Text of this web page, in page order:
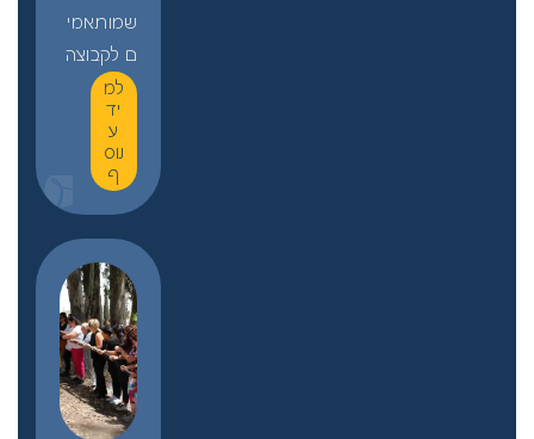
שמותאמי
ם לקבוצה
למ
יד
ע
נוס
ף